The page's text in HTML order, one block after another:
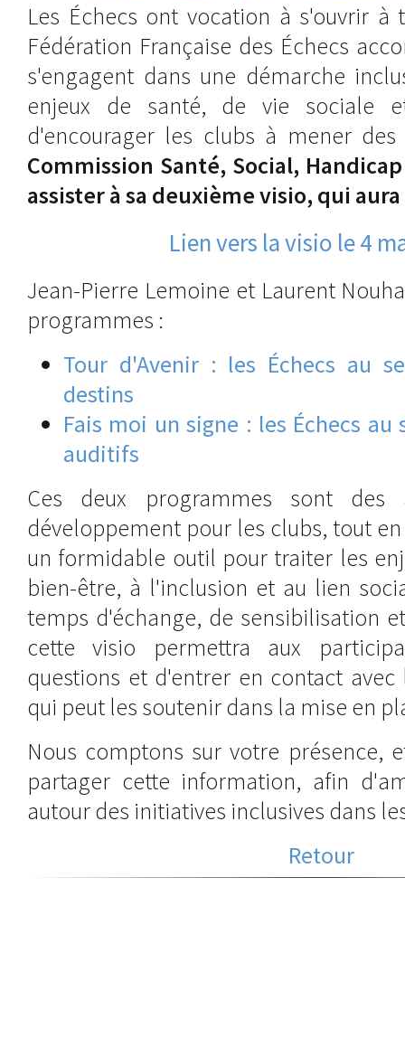
Les Échecs ont vocation à s'ouvrir
Fédération Française des Échecs
s'engagent dans une démarche
enjeux de santé, de vie sociale
d'encourager les clubs à mener
Commission Santé, Social,
assister à sa deuxième visio, qui
Lien vers la visio le 4
Jean-Pierre Lemoine et Laurent
programmes :
Tour d'Avenir : les Échecs au
destins
Fais moi un signe : les Échecs
auditifs
Ces deux programmes sont des
développement pour les clubs, tout
un formidable outil pour traiter les
bien-être, à l'inclusion et au lien
temps d'échange, de sensibilisation
cette visio permettra aux
questions et d'entrer en contact avec
qui peut les soutenir dans la mise en
Nous comptons sur votre présence,
partager cette information, afin
autour des initiatives inclusives dans
Retour